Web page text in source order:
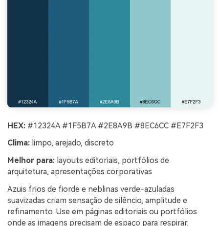
HEX: #12324A #1F5B7A #2E8A9B #8EC6CC #E7F2F3
Clima: limpo, arejado, discreto
Melhor para: layouts editoriais, portfólios de
arquitetura, apresentações corporativas
Azuis frios de fiorde e neblinas verde-azuladas
suavizadas criam sensação de silêncio, amplitude e
refinamento. Use em páginas editoriais ou portfólios
onde as imagens precisam de espaço para respirar.